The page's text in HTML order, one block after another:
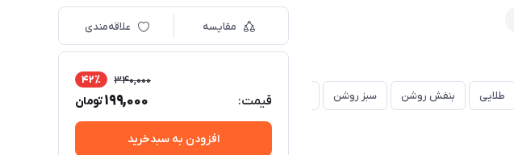
طلایی بنفش روشن سبز روشن آبی روشن یاسی
مقایسه علاقه‌مندی
قیمت:
340,000 42٪
199,000تومان
افزودن به سبدخرید